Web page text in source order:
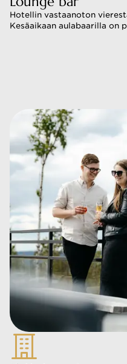
Hotellin vastaanoton
Kesäaikaan aulabaarilla on